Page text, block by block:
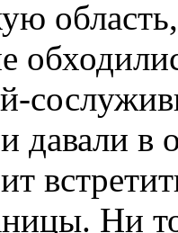
давали в
Ни